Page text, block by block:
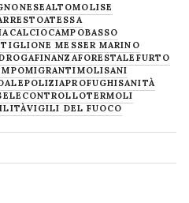
ALTOMOLISE
ATESSA
CALCIOCAMPOBASSO
MESSER MARINO
FINANZAFORESTALE FURTO
MIGRANTIMOLISANI
POLIZIAPROFUGHISANITÀ
TERMOLI
VIGILI DEL FUOCO